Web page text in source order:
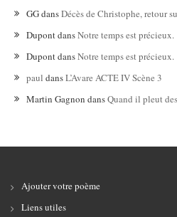
GGdansDécès de Christophe, retour
DupontdansNotre temps est précieux.
DupontdansNotre temps est précieux.
paul dansL’Avare ACTE IV Scène 3
Martin Gagnon dansQuand il pleut
Ajouter votre poème
Liens utiles